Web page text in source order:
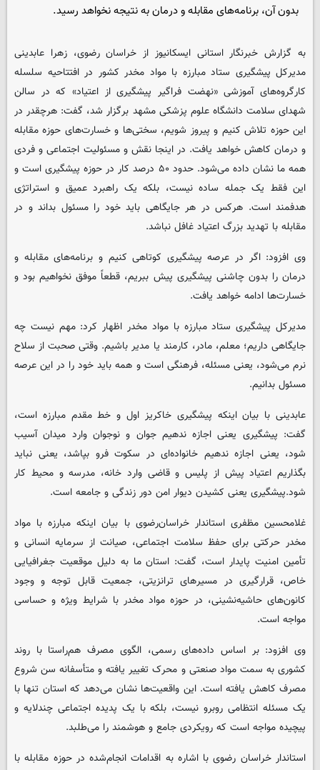
بدون آن، برنامه‌های مقابله و درمان به نتیجه نخواهد رسید.
به گزارش خبرنگار استانیایسکانیوز از خراسان رضوی، زهرا عابدینی
مدیرکل پیشگیری ستاد مبارزه با مواد مخدر کشور در افتتاحیه سلسله
کارگروه‌های آموزشی «نهضت فراگیر پیشگیری از اعتیاد» که در سالن
شهدای سلامت دانشگاه علوم پزشکی مشهد برگزار شد، گفت: هرچقدر در
این حوزه تلاش کنیم و پیروز شویم، سختی‌ها و خسارت‌های حوزه مقابله
و درمان کاهش خواهد یافت. در اینجا نقش و مسئولیت اجتماعی و فردی
همه ما نشان داده می‌شود. حدود ۵۰ درصد کار در حوزه پیشگیری است و
این فقط یک جمله ساده نیست، بلکه یک راهبرد عمیق و استراتژی
هدفمند است. هرکس در هر جایگاهی باید خود را مسئول بداند و در
مقابله با تهدید بزرگ اعتیاد غافل نباشد.
وی افزود: اگر در عرصه پیشگیری کوتاهی کنیم و برنامه‌های مقابله و
درمان را بدون چاشنی پیشگیری پیش ببریم، قطعاً موفق نخواهیم بود و
خسارت‌ها ادامه خواهد یافت.
مدیرکل پیشگیری ستاد مبارزه با مواد مخدر اظهار کرد: مهم نیست چه
جایگاهی داریم؛ معلم، مادر، کارمند یا مدیر باشیم. وقتی صحبت از سلاح
نرم می‌شود، یعنی مسئله، فرهنگی است و همه باید خود را در این عرصه
مسئول بدانیم.
عابدینی با بیان اینکه پیشگیری خاکریز اول و خط مقدم مبارزه است،
گفت: پیشگیری یعنی اجازه ندهیم جوان و نوجوان وارد میدان آسیب
شود، یعنی اجازه ندهیم خانواده‌ای در سکوت فرو بپاشد، یعنی نباید
بگذاریم اعتیاد پیش از پلیس و قاضی وارد خانه، مدرسه و محیط کار
شود.پیشگیری یعنی کشیدن دیوار امن دور زندگی و جامعه است.
غلامحسین مظفری استاندار خراسان‌رضوی با بیان اینکه مبارزه با مواد
مخدر حرکتی برای حفظ سلامت اجتماعی، صیانت از سرمایه انسانی و
تأمین امنیت پایدار است، گفت: استان ما به دلیل موقعیت جغرافیایی
خاص، قرارگیری در مسیرهای ترانزیتی، جمعیت قابل توجه و وجود
کانون‌های حاشیه‌نشینی، در حوزه مواد مخدر با شرایط ویژه و حساسی
مواجه است.
وی افزود: بر اساس داده‌های رسمی، الگوی مصرف هم‌راستا با روند
کشوری به سمت مواد صنعتی و محرک تغییر یافته و متأسفانه سن شروع
مصرف کاهش یافته است. این واقعیت‌ها نشان می‌دهد که استان تنها با
یک مسئله انتظامی روبرو نیست، بلکه با یک پدیده اجتماعی چندلایه و
پیچیده مواجه است که رویکردی جامع و هوشمند را می‌طلبد.
استاندار خراسان رضوی با اشاره به اقدامات انجام‌شده در حوزه مقابله با